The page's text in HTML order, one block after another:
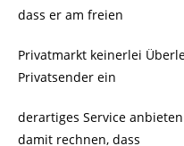
dass er am freien
Privatmarkt keinerlei
Privatsender ein
derartiges Service
damit rechnen, dass